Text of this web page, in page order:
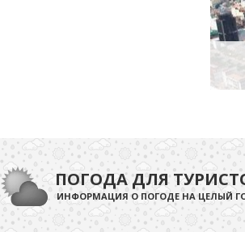
ПОГОДА ДЛЯ
ИНФОРМАЦИЯ О ПОГОДЕ НА ЦЕЛЫЙ